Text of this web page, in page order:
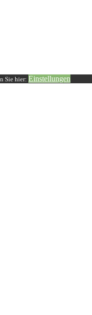
Sie hier: Einstellungen